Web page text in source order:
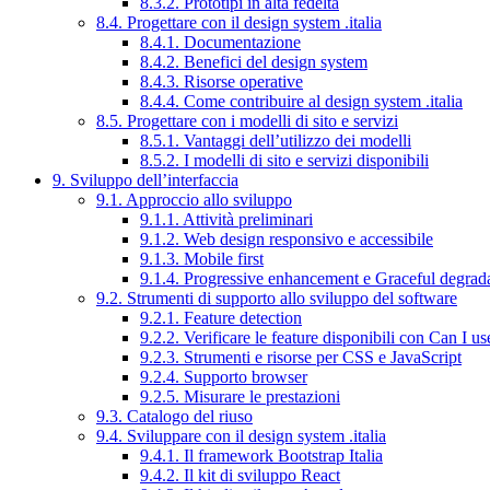
8.4. Progettare con il design system .italia
8.4.1. Documentazione
8.4.2. Benefici del design system
8.4.3. Risorse operative
8.4.4. Come contribuire al design system .italia
8.5. Progettare con i modelli di sito e servizi
8.5.1. Vantaggi dell’utilizzo dei modelli
8.5.2. I modelli di sito e servizi disponibili
9. Sviluppo dell’interfaccia
9.1. Approccio allo sviluppo
9.1.1. Attività preliminari
9.1.2. Web design responsivo e accessibile
9.1.3. Mobile first
9.1.4. Progressive enhancement e Graceful
9.2. Strumenti di supporto allo sviluppo del software
9.2.1. Feature detection
9.2.2. Verificare le feature disponibili con Can I
9.2.3. Strumenti e risorse per CSS e JavaScript
9.2.4. Supporto browser
9.2.5. Misurare le prestazioni
9.3. Catalogo del riuso
9.4. Sviluppare con il design system .italia
9.4.1. Il framework Bootstrap Italia
9.4.2. Il kit di sviluppo React